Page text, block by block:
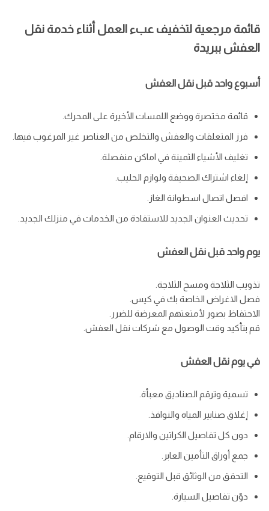
قائمة مرجعية لتخفيف عبء العمل أثناء خدمة نقل
العفش ببريدة
أسبوع واحد قبل نقل العفش
قائمة مختصرة ووضع اللمسات الأخيرة على المحرك.
فرز المتعلقات والعفش والتخلص من العناصر غير المرغوب فيها.
تغليف الأشياء الثمينة في اماكن منفصلة.
إلغاء اشتراك الصحيفة ولوازم الحليب.
افصل اتصال اسطوانة الغاز.
تحديث العنوان الجديد للاستفادة من الخدمات في منزلك الجديد.
يوم واحد قبل نقل العفش
تذويب الثلاجة ومسح الثلاجة.
فصل الاغراض الخاصة بك في كيس.
الاحتفاظ بصور لأمتعتهم المعرضة للضرر.
قم بتأكيد وقت الوصول مع شركات نقل العفش.
في يوم نقل العفش
تسمية وترقم الصناديق معبأة.
إغلاق صنابير المياه والنوافذ.
دون كل تفاصيل الكراتين والارقام.
جمع أوراق التأمين العابر.
التحقق من الوثائق قبل التوقيع.
دوّن تفاصيل السيارة.